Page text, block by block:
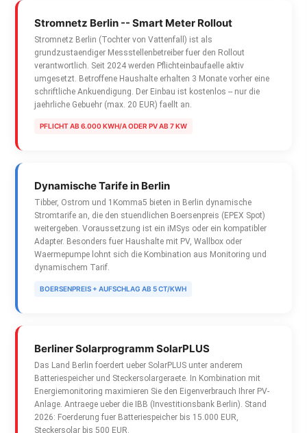
Stromnetz Berlin -- Smart Meter Rollout
Stromnetz Berlin (Tochter von Vattenfall) ist als
grundzustaendiger Messstellenbetreiber fuer den Rollout
verantwortlich. Seit 2024 werden Pflichteinbaufaelle aktiv
umgesetzt. Betroffene Haushalte erhalten 3 Monate vorher eine
schriftliche Ankuendigung. Der Einbau ist kostenlos -- nur die
jaehrliche Gebuehr (max. 20 EUR) faellt an.
PFLICHT AB 6.000 KWH/A ODER PV AB 7 KW
Dynamische Tarife in Berlin
Tibber, Ostrom und 1Komma5 bieten in Berlin dynamische
Stromtarife an, die den stuendlichen Boersenpreis (EPEX Spot)
weitergeben. Voraussetzung ist ein iMSys oder ein kompatibler
Adapter. Besonders fuer Haushalte mit PV, Wallbox oder
Waermepumpe lohnt sich die Kombination aus Monitoring und
dynamischem Tarif.
BOERSENPREIS + AUFSCHLAG AB 5 CT/KWH
Berliner Solarprogramm SolarPLUS
Das Land Berlin foerdert ueber SolarPLUS unter anderem
Batteriespeicher und Steckersolargeraete. In Kombination mit
Energiemonitoring maximieren Sie den Eigenverbrauch Ihrer PV-
Anlage. Antraege ueber die IBB (Investitionsbank Berlin). Stand
2026: Foerderung fuer Batteriespeicher bis 15.000 EUR,
Steckersolar bis 500 EUR.